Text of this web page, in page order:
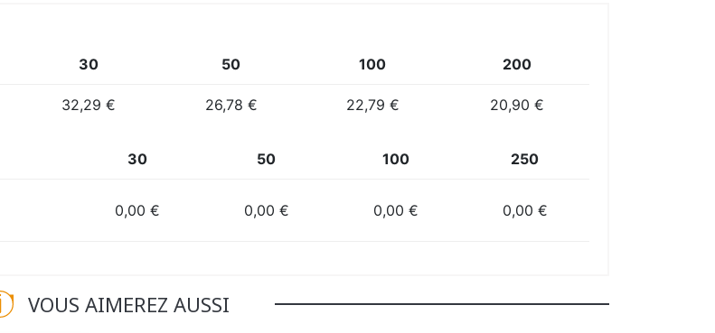
30 50 100 200
32,29 € 26,78 € 22,79 € 20,90 €
30 50 100 250
0,00 € 0,00 € 0,00 € 0,00 €
VOUS AIMEREZ AUSSI